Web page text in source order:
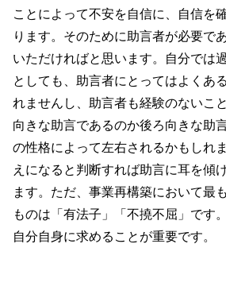
ことによって不安を自信に、自信を
ります。そのために助言者が必要で
いただければと思います。自分では
としても、助言者にとってはよくあ
れませんし、助言者も経験のないこ
向きな助言であるのか後ろ向きな助
の性格によって左右されるかもしれ
えになると判断すれば助言に耳を傾
ます。ただ、事業再構築において最
ものは「有法子」「不撓不屈」です
自分自身に求めることが重要です。